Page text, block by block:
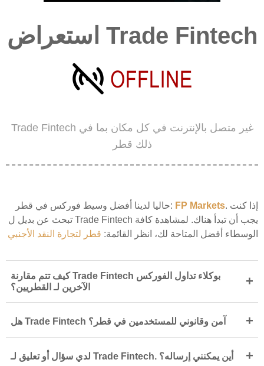
استعراض Trade Fintech
Trade Fintech غير متصل بالإنترنت في كل مكان بما في
ذلك قطر
حاليا لدينا أفضل وسيط فوركس في قطر: FP Markets. إذا كنت
تبحث عن بديل ل Trade Fintech يجب أن تبدأ هناك. لمشاهدة كافة
الوسطاء أفضل المتاحة لك، انظر القائمة: قطر لتجارة النقد الأجنبي
كيف تتم مقارنة Trade Fintech بوكلاء تداول الفوركس
الآخرين لـ القطريين؟
+
هل Trade Fintech آمن وقانوني للمستخدمين في قطر؟ +
لدي سؤال أو تعليق لـ Trade Fintech. أين يمكنني إرساله؟ +